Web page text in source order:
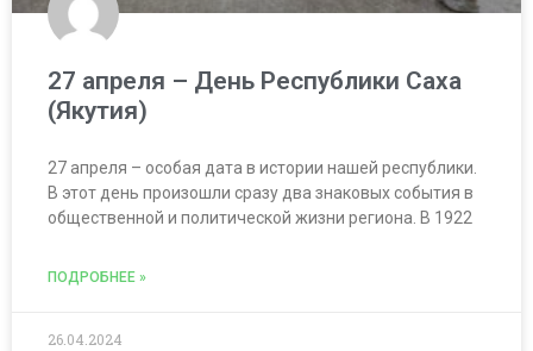
27 апреля – День Республики Саха
(Якутия)
27 апреля – особая дата в истории нашей республики.
В этот день произошли сразу два знаковых события в
общественной и политической жизни региона. В 1922
ПОДРОБНЕЕ »
26.04.2024